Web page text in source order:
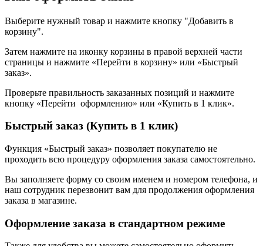
Выберите нужный товар и нажмите кнопку "Добавить в
корзину".
Затем нажмите на иконку корзины в правой верхней части
страницы и нажмите «Перейти в корзину» или «Быстрый
заказ».
Проверьте правильность заказанных позиций и нажмите
кнопку «Перейти оформлению» или «Купить в 1 клик».
Быстрый заказ (Купить в 1 клик)
Функция «Быстрый заказ» позволяет покупателю не
проходить всю процедуру оформления заказа самостоятельно.
Вы заполняете форму со своим именем и номером телефона, и
наш сотрудник перезвонит вам для продолжения оформления
заказа в магазине.
Оформление заказа в стандартном режиме